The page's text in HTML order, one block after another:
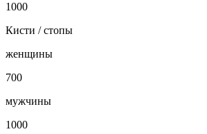
1000
Кисти / стопы
женщины
700
мужчины
1000